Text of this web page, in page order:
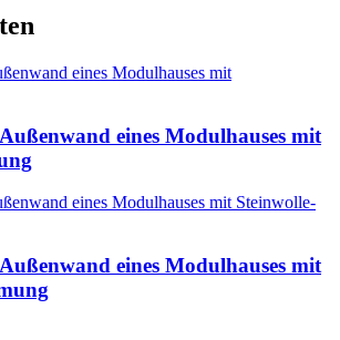
eines Modulhauses mit
eines Modulhauses mit